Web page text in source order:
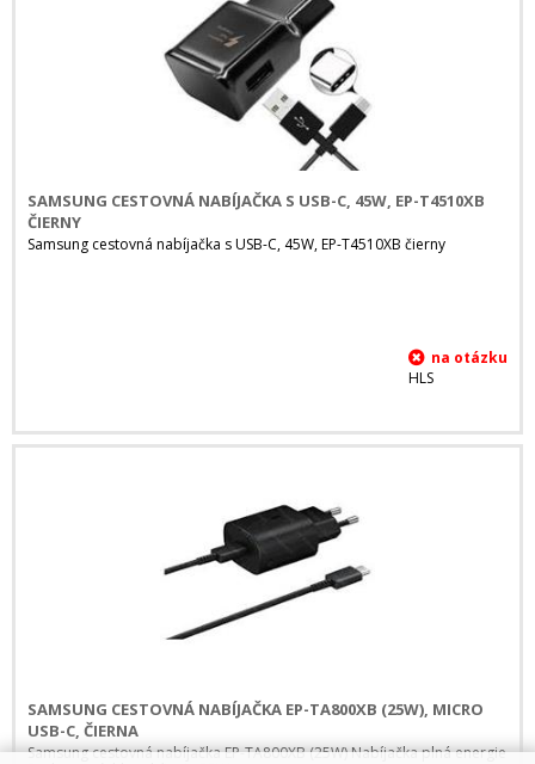
SAMSUNG CESTOVNÁ NABÍJAČKA S USB-C, 45W, EP-T4510XB
ČIERNY
Samsung cestovná nabíjačka s USB-C, 45W, EP-T4510XB čierny
HLS
SAMSUNG CESTOVNÁ NABÍJAČKA EP-TA800XB (25W), MICRO
USB-C, ČIERNA
Samsung cestovná nabíjačka EP-TA800XB (25W) Nabíjačka plná energie